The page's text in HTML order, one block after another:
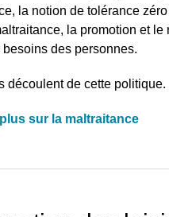
la notion de tolérance
la promotion et le
des personnes.
découlent de cette politique.
sur la maltraitance